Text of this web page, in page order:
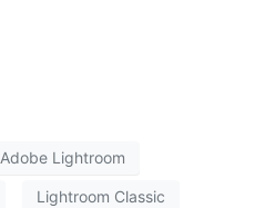
Adobe Lightroom
Lightroom Classic